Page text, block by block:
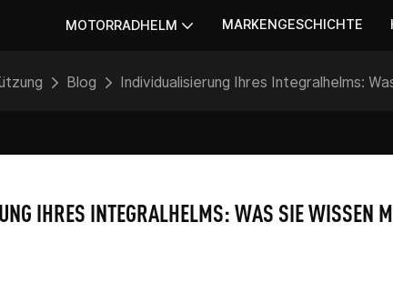
MOTORRADHELM MARKENGESCHICHTE
Blog Individualisierung Ihres Integralhelms:
IHRES INTEGRALHELMS: WAS SIE WISSEN